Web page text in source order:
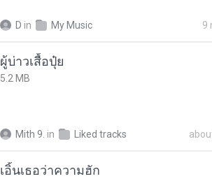
D in My Music 9
ผู้บ่าวเสื้อปุ๋ย
5.2 MB
Mith 9. in Liked tracks
เอิ้นเธอว่าความฮัก